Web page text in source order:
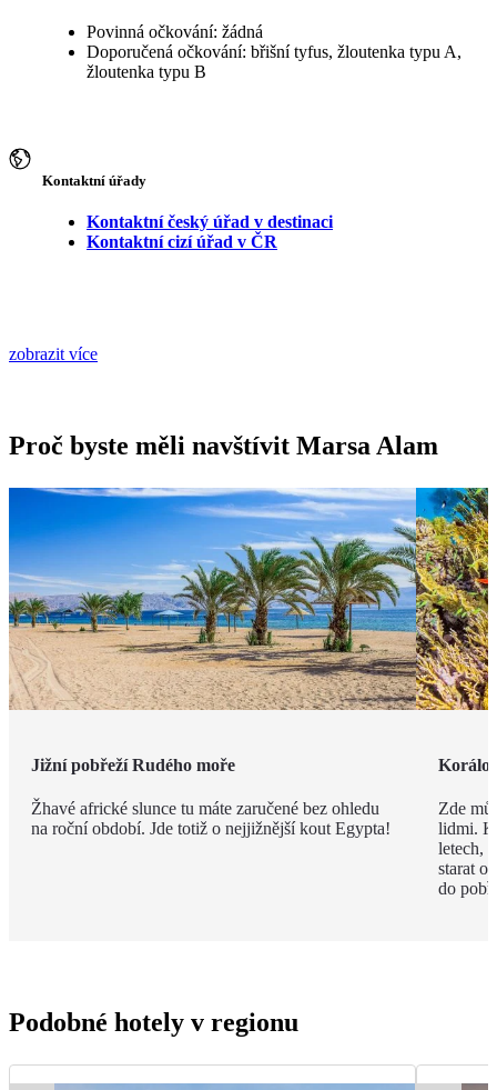
Povinná očkování: žádná
Doporučená očkování: břišní tyfus, žloutenka typu A,
žloutenka typu B
Kontaktní úřady
Kontaktní český úřad v destinaci
Kontaktní cizí úřad v ČR
zobrazit více
Proč byste měli navštívit Marsa Alam
Jižní pobřeží Rudého moře
Žhavé africké slunce tu máte zaručené bez ohledu
na roční období. Jde totiž o nejjižnější kout Egypta!
Zde
lidmi. K
letech,
starat o
do
Podobné hotely v regionu